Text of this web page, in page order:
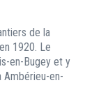
de la
1920. Le
en-Bugey et y
Ambérieu-en-